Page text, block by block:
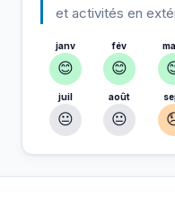
et activités en
janv
😊
fév
😊
juil
😐
août
😐